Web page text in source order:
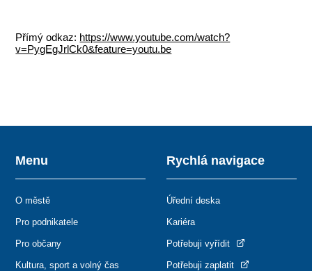
Přímý odkaz: https://www.youtube.com/watch?
v=PygEgJrlCk0&feature=youtu.be
Menu
O městě
Pro podnikatele
Pro občany
Kultura, sport a volný čas
Rychlá navigace
Úřední deska
Kariéra
Potřebuji vyřídit
Potřebuji zaplatit